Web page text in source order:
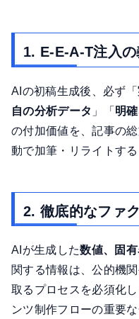
1. E-E-A-T注入
AIの初稿生成後、必ず「
自の分析データ 」「 明
の付加価値を、記事の
動で加筆・リライトす
2. 徹底的なファ
AIが生成した数値、固
関する情報は、公的機
取るプロセスを必須化
ンツ制作フローの重要